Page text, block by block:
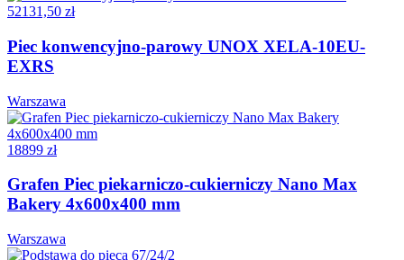
52131,50 zł
Piec konwencyjno-parowy UNOX XELA-10EU-
EXRS
Warszawa
18899 zł
Grafen Piec piekarniczo-cukierniczy Nano Max
Bakery 4x600x400 mm
Warszawa